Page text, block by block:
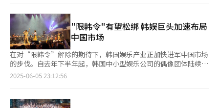
国游客的主要购物枢纽。来韩中国游客自第三季度起预计显著增
加，相关营销力度也会随之加强。”
似乎成了市场的天花板，这让业内倍感挫折。目前业界普遍预计，
普通影片观影人次多在50万至80万，表现较好的作品也多止步于
150万左右。” 另一位发行公司相关人士指出，当前市场状况与
2020至2021年疫情重创影院市场时期颇为相似，可谓疫情后最严
重的低谷。市场亟需一部能够吸引500万人次以上观众的爆款作
品，以提振整体信心。 在整体承压的形势下，业界将希望寄托于
即将开启的暑期档。虽然疫情后淡旺季界限有所模糊，但暑期假期
集中，仍被视为全年最重要的黄金档期。各大发行公司纷纷将最具
注。影片由李敏镐、安孝燮及BLACKPINK成员金智秀等韩流明星
造型独特的“鲫鱼冰淇淋”广受欢迎。因此，宾格瑞今年第一季度
仅冰淇淋品类就已实现264亿韩元（约合人民币1.39亿元）的出口
额，占总销售额的19%左右。业内预计，宾格瑞全年冰淇淋出口额
有望首次突破1000亿韩元。 与宾格瑞并驾齐驱的乐天沃食品也凭
借旗下Tico、糯米糕冰淇淋、雪来淋、Fanfare等知名品牌，加速
向美国、中国、菲律宾等市场扩展。去年出口额达264亿韩元，较
两年前增长约30%。 两大企业不仅注重出口数量的提升，更通过
设立海外法人和建设本地生产体系，致力在全球冰淇淋市场中进一
持续高温天气的背景下，韩国冰淇淋企业广泛看好海外扩张前景。
有预测称，全球冰淇淋市场或从去年的约800亿美元增长至2032年
行力的文化政策比以往任何时候都更为关键。同时，因新冠疫情冲
击陷入低迷的生活体育和旅游产业，也成为不可忽视的政策重点。
▲打造五大文化强国 李在明政府的文化政策将以提升韩国文化的
全球竞争力为核心，推动以韩流为代表的文化产业实现结构性扩
张。其在竞选期间提出的“建设五大文化强国”和“打造300万亿
韩元（约合人民币1.6万亿元）规模的文化市场”目标，明确了文
化持续增长和产业化发展的施政方向。 为实现这一目标，政府将
系统性构建与韩流影响力相匹配的全球文化基础设施，同时改善国
业园区建设，完善内容生产与流通链条。此外，将强化文化外交战
"限韩令"有望松绑 韩娱巨头加速布局
中国市场
在对“限韩令”解除的期待下，韩国娱乐产业正加快进军中国市场
的步伐。自去年下半年起，韩国中小型娱乐公司的偶像团体陆续在
中国大陆举办粉丝见面会后，今年包括TWICE、IVE、金在中等知
制，尚未有韩国国籍K-POP歌手在中国大陆举办大型演唱会，目前
2025-06-05 23:12:56